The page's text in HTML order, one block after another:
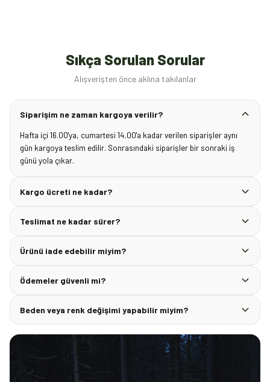
Sıkça Sorulan Sorular
Alışverişten önce aklına takılanlar
Siparişim ne zaman kargoya verilir?
Hafta içi 16.00'ya, cumartesi 14.00'a kadar verilen siparişler aynı
gün kargoya teslim edilir. Sonrasındaki siparişler bir sonraki iş
günü yola çıkar.
Kargo ücreti ne kadar?
Teslimat ne kadar sürer?
Ürünü iade edebilir miyim?
Ödemeler güvenli mi?
Beden veya renk değişimi yapabilir miyim?